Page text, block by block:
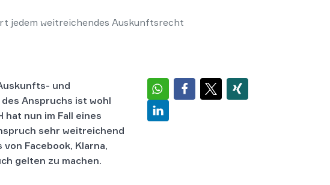
jedem weitreichendes Auskunftsrecht
und
des Anspruchs ist wohl
hat nun im Fall eines
sehr weitreichend
Facebook, Klarna,
gelten zu machen.